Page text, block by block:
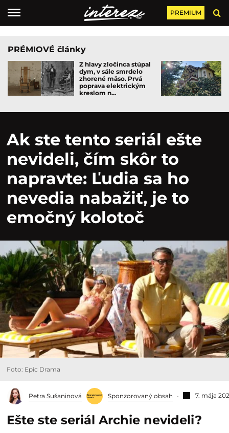
PREMIUM
PRÉMIOVÉ články
Z hlavy zločinca stúpal
dym, v sále smrdelo
zhorené mäso. Prvá
poprava elektrickým
kreslom n...
Ak ste tento seriál ešte
nevideli, čím skôr to
napravte: Ľudia sa ho
nevedia nabažiť, je to
emočný kolotoč
Foto: Epic Drama
Petra Sušaninová Sponzorovaný obsah 7. mája
Ešte ste seriál Archie nevideli?